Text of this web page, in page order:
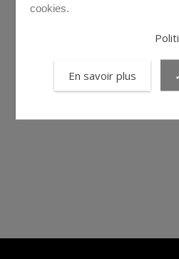
cookies.
En savoir plus